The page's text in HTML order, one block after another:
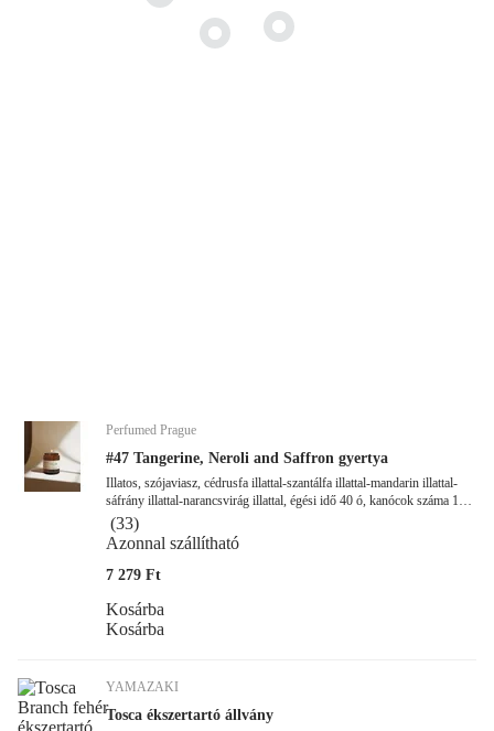
Perfumed Prague
#47 Tangerine, Neroli and Saffron gyertya
Illatos, szójaviasz, cédrusfa illattal-szantálfa illattal-mandarin illattal-
sáfrány illattal-narancsvirág illattal, égési idő 40 ó, kanócok száma 1
db-os, ø 6,5 cm, magasság 8 cm
(33)
Azonnal szállítható
7 279 Ft
Kosárba
Kosárba
YAMAZAKI
Tosca ékszertartó állvány